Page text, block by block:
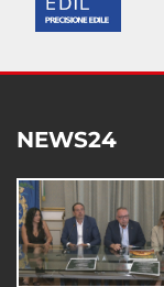
NEWS24